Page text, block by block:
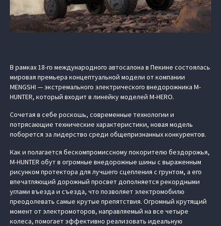
В рамках 18-го международного автосалона в Пекине состоялась
мировая премьера концептуальной модели от компании
MENGSHI — экстремального электрического внедорожника M-
HUNTER, который входит в линейку моделей M‑HERO.
Сочетая в себе роскошь, современные технологии и
потрясающие технические характеристики, новая модель
поборется за лидерство среди общепризнанных конкурентов.
Как и полагается бескомпромиссному покорителю бездорожья,
M-HUNTER обут в огромные внедорожные шины с выраженным
рисунком протектора для лучшего сцепления с грунтом, а его
впечатляющий дорожный просвет дополняется рекордными
углами въезда и съезда, что позволяет электромобилю
преодолевать самые крутые препятствия. Огромный крутящий
момент от электромоторов, направляемый на все четыре
колеса, помогает эффективно реализовать идеальную